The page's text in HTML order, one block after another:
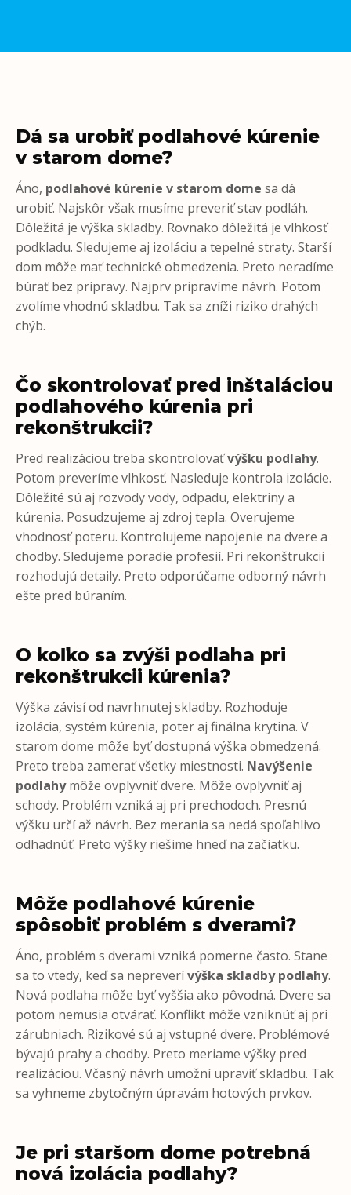
Dá sa urobiť podlahové kúrenie
v starom dome?
Áno, podlahové kúrenie v starom dome sa dá
urobiť. Najskôr však musíme preveriť stav podláh.
Dôležitá je výška skladby. Rovnako dôležitá je vlhkosť
podkladu. Sledujeme aj izoláciu a tepelné straty. Starší
dom môže mať technické obmedzenia. Preto neradíme
búrať bez prípravy. Najprv pripravíme návrh. Potom
zvolíme vhodnú skladbu. Tak sa zníži riziko drahých
chýb.
Čo skontrolovať pred inštaláciou
podlahového kúrenia pri
rekonštrukcii?
Pred realizáciou treba skontrolovaťvýšku podlahy.
Potom preveríme vlhkosť. Nasleduje kontrola izolácie.
Dôležité sú aj rozvody vody, odpadu, elektriny a
kúrenia. Posudzujeme aj zdroj tepla. Overujeme
vhodnosť poteru. Kontrolujeme napojenie na dvere a
chodby. Sledujeme poradie profesií. Pri rekonštrukcii
rozhodujú detaily. Preto odporúčame odborný návrh
ešte pred búraním.
O koľko sa zvýši podlaha pri
rekonštrukcii kúrenia?
Výška závisí od navrhnutej skladby. Rozhoduje
izolácia, systém kúrenia, poter aj finálna krytina. V
starom dome môže byť dostupná výška obmedzená.
Preto treba zamerať všetky miestnosti. Navýšenie
podlahymôže ovplyvniť dvere. Môže ovplyvniť aj
schody. Problém vzniká aj pri prechodoch. Presnú
výšku určí až návrh. Bez merania sa nedá spoľahlivo
odhadnúť. Preto výšky riešime hneď na začiatku.
Môže podlahové kúrenie
spôsobiť problém s dverami?
Áno, problém s dverami vzniká pomerne často. Stane
sa to vtedy, keď sa nepreverívýška skladby podlahy.
Nová podlaha môže byť vyššia ako pôvodná. Dvere sa
potom nemusia otvárať. Konflikt môže vzniknúť aj pri
zárubniach. Rizikové sú aj vstupné dvere. Problémové
bývajú prahy a chodby. Preto meriame výšky pred
realizáciou. Včasný návrh umožní upraviť skladbu. Tak
sa vyhneme zbytočným úpravám hotových prvkov.
Je pri staršom dome potrebná
nová izolácia podlahy?